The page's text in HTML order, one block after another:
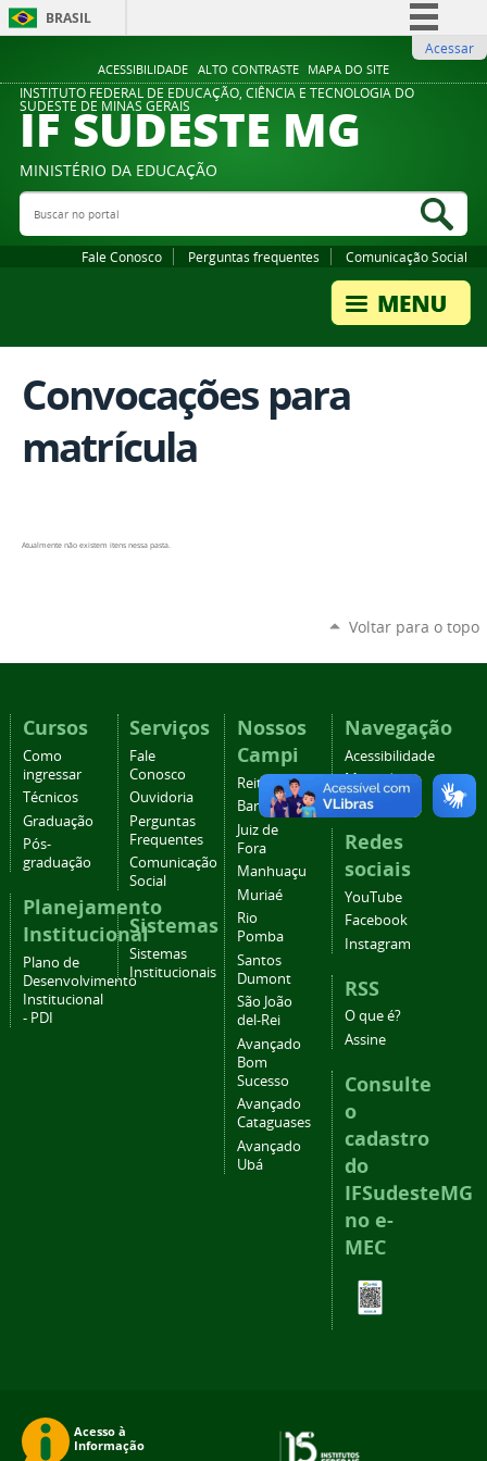
ACESSIBILIDADE ALTO CONTRASTE MAPA DO SITE
BRASIL
Comunica BR
Participe
Legislação
Acessar
INSTITUTO FEDERAL DE EDUCAÇÃO, CIÊNCIA E TECNOLOGIA DO
SUDESTE DE MINAS GERAIS
IF SUDESTE MG
MINISTÉRIO DA EDUCAÇÃO
Buscar no portal
Fale Conosco Perguntas frequentes Comunicação Social
Convocações para
matrícula
Atualmente não existem itens nessa pasta.
Voltar para o topo
Cursos
Como
ingressar
Técnicos
Graduação
Pós-
graduação
Planejamento
Institucional
Plano de
Desenvolvimento
Institucional
- PDI
Serviços
Fale
Conosco
Ouvidoria
Perguntas
Frequentes
Comunicação
Social
Sistemas
Sistemas
Institucionais
Nossos
Campi
Reitoria
Barbacena
Juiz de
Fora
Manhuaçu
Muriaé
Rio
Pomba
Santos
Dumont
São João
del-Rei
Avançado
Bom
Sucesso
Avançado
Cataguases
Avançado
Ubá
Navegação
Acessibilidade
Mapa do
site
Redes
sociais
YouTube
Facebook
Instagram
RSS
O que é?
Assine
Consulte
o
cadastro
do
IFSudesteMG
no e-
MEC